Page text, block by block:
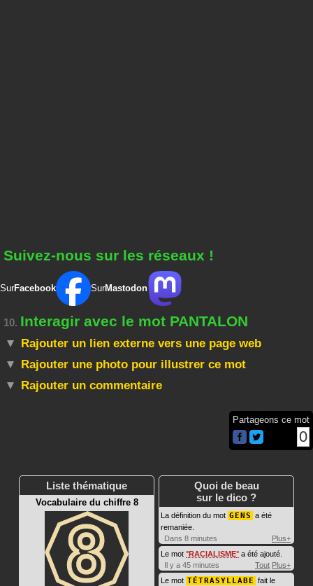
Suivez-nous sur les réseaux !
SurFacebook SurMastodon
10. Interagir avec le mot PANTALON
Rajouter un lien externe vers une page web
Rajouter une photo pour illustrer ce mot
Rajouter un commentaire
Partageons ce mot
0
Liste thématique
Vocabulaire du chiffre 8
Quoi de beau
sur le dico ?
La définition du mot GENS a été
remaniée.
Dans 8 minutes
Plus+
Le mot RACIALISME a été ajouté.
Il y a 45 minutes
Tout Plus+
Le mot TÉTRASYLLABE fait le